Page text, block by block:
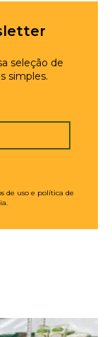
seleção de
simples.
de uso e política de